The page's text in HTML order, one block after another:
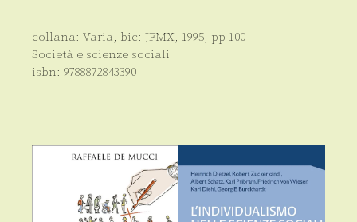
collana: Varia, bic: JFMX, 1995, pp 100
Società e scienze sociali
isbn: 9788872843390